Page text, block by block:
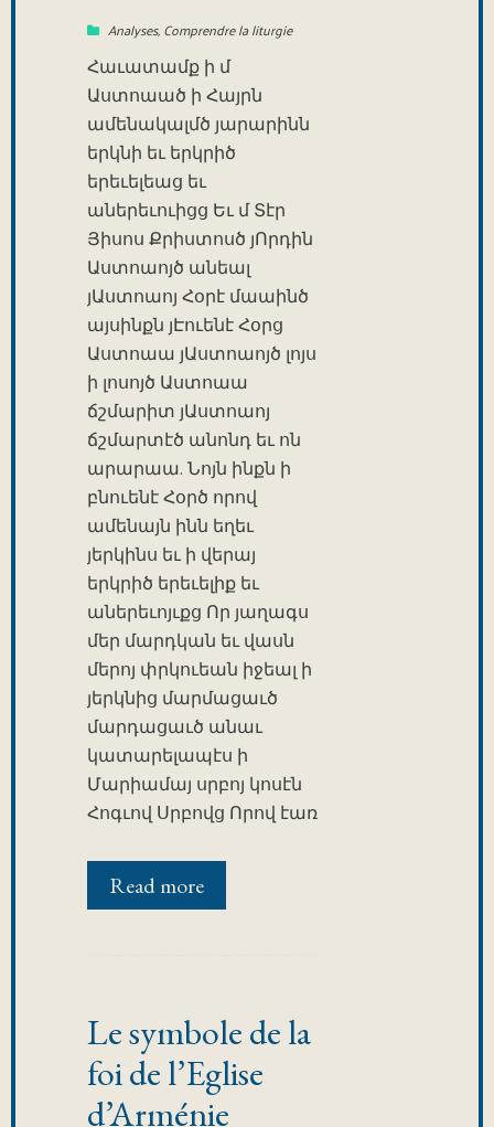
Analyses,Comprendre la liturgie
Հաւատամք ի մ
Աստոաած ի Հայրն
ամենակալմծ յարարինն
երկնի եւ երկրիծ
երեւելեաց եւ
աներեւուիցց Եւ մ Տէր
Յիսոս Քրիստոսծ յՈրդին
Աստոաոյծ անեալ
յԱստոաոյ Հօրէ մաաինծ
այսինքն յԷուենէ Հօրց
Աստոաա յԱստոաոյծ լոյս
ի լոսոյծ Աստոաա
ճշմարիտ յԱստոաոյ
ճշմարտէծ անոնդ եւ ոն
արարաա. Նոյն ինքն ի
բնուենէ Հօրծ որով
ամենայն ինն եղեւ
յերկինս եւ ի վերայ
երկրիծ երեւելիք եւ
աներեւոյւքց Որ յաղագս
մեր մարդկան եւ վասն
մերոյ փրկուեան իջեալ ի
յերկնից մարմացաւծ
մարդացաւծ անաւ
կատարելապէս ի
Մարիամայ սրբոյ կոսէն
Հոգւով Սրբովց Որով էառ
Read more
Le symbole de la
foi de l’Eglise
d’Arménie